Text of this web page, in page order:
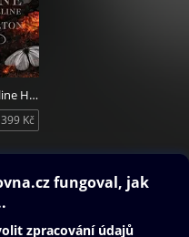
Hunting Adeline Hon na Adeline
399 Kč